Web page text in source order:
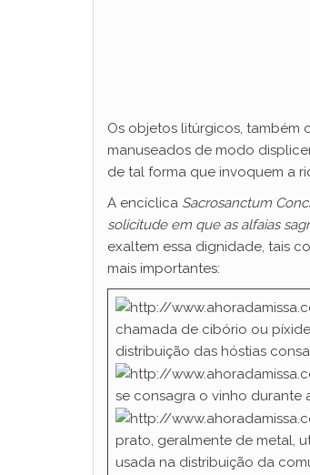
Os objetos litúrgicos, também
manuseados de modo
de tal forma que invoquem a
A encíclica Sacrosanctum
solicitude em que as alfaias
exaltem essa dignidade, tais
mais importantes:
chamada de cibório ou
distribuição das hóstias
se consagra o vinho durante
prato, geralmente de metal,
usada na distribuição da